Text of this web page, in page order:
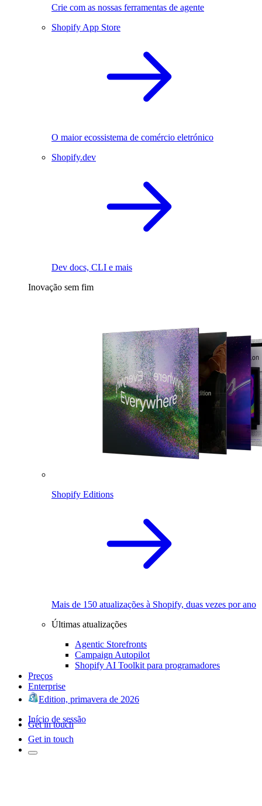
Crie com as nossas ferramentas de agente
Shopify App Store
O maior ecossistema de comércio eletrónico
Shopify.dev
Dev docs, CLI e mais
Inovação sem fim
Shopify Editions
Mais de 150 atualizações à Shopify, duas vezes por ano
Últimas atualizações
Agentic Storefronts
Campaign Autopilot
Shopify AI Toolkit para programadores
Preços
Enterprise
Edition, primavera de 2026
Início de sessão
Get in touch
Get in touch